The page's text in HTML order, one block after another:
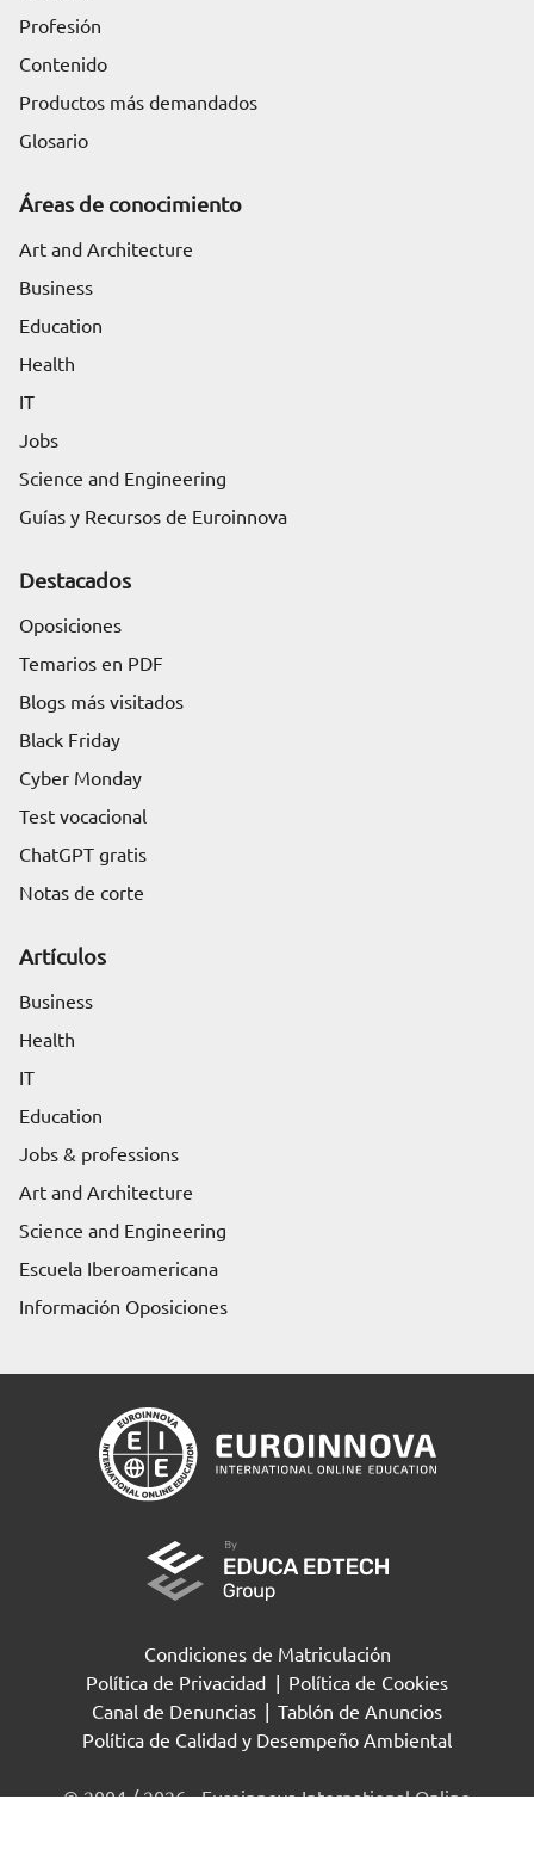
Profesión
Contenido
Productos más demandados
Glosario
Áreas de conocimiento
Art and Architecture
Business
Education
Health
IT
Jobs
Science and Engineering
Guías y Recursos de Euroinnova
Destacados
Oposiciones
Temarios en PDF
Blogs más visitados
Black Friday
Cyber Monday
Test vocacional
ChatGPT gratis
Notas de corte
Artículos
Business
Health
IT
Education
Jobs & professions
Art and Architecture
Science and Engineering
Escuela Iberoamericana
Información Oposiciones
Condiciones de Matriculación
Política de Privacidad
Política de Cookies
Canal de Denuncias
Tablón de Anuncios
Política de Calidad y Desempeño Ambiental
© 2004 / 2026 - Euroinnova International Online
Solicita información